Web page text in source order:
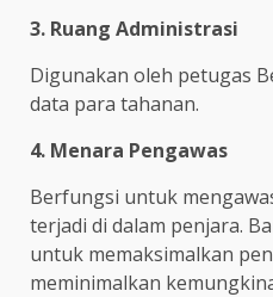
3. Ruang Administrasi
Digunakan oleh petugas
data para tahanan.
4. Menara Pengawas
Berfungsi untuk
terjadi di dalam penjara.
untuk memaksimalkan
meminimalkan